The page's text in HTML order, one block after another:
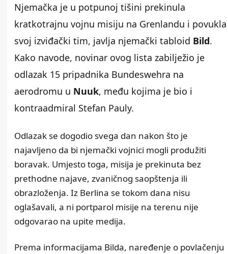
Njemačka je u potpunoj tišini prekinula
kratkotrajnu vojnu misiju na Grenlandu i povukla
svoj izviđački tim, javlja njemački tabloid Bild.
Kako navode, novinar ovog lista zabilježio je
odlazak 15 pripadnika Bundeswehra na
aerodromu u Nuuk, među kojima je bio i
kontraadmiral Stefan Pauly.
Odlazak se dogodio svega dan nakon što je
najavljeno da bi njemački vojnici mogli produžiti
boravak. Umjesto toga, misija je prekinuta bez
prethodne najave, zvaničnog saopštenja ili
obrazloženja. Iz Berlina se tokom dana nisu
oglašavali, a ni portparol misije na terenu nije
odgovarao na upite medija.
Prema informacijama Bilda, naređenje o povlačenju